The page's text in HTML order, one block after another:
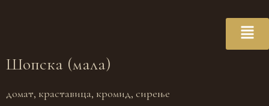
Шопска (мала)
домат, краставица, кромид, сирење